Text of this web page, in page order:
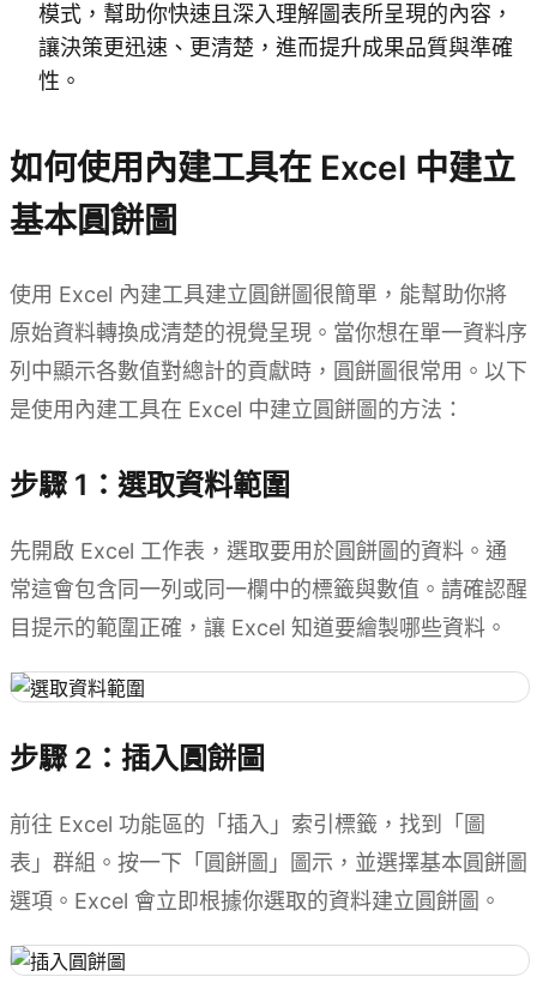
模式，幫助你快速且深入理解圖表所呈現的內容，
讓決策更迅速、更清楚，進而提升成果品質與準確
性。
如何使用內建工具在 Excel 中建立
基本圓餅圖
使用 Excel 內建工具建立圓餅圖很簡單，能幫助你將
原始資料轉換成清楚的視覺呈現。當你想在單一資料序
列中顯示各數值對總計的貢獻時，圓餅圖很常用。以下
是使用內建工具在 Excel 中建立圓餅圖的方法：
步驟 1：選取資料範圍
先開啟 Excel 工作表，選取要用於圓餅圖的資料。通
常這會包含同一列或同一欄中的標籤與數值。請確認醒
目提示的範圍正確，讓 Excel 知道要繪製哪些資料。
步驟 2：插入圓餅圖
前往 Excel 功能區的「插入」索引標籤，找到「圖
表」群組。按一下「圓餅圖」圖示，並選擇基本圓餅圖
選項。Excel 會立即根據你選取的資料建立圓餅圖。